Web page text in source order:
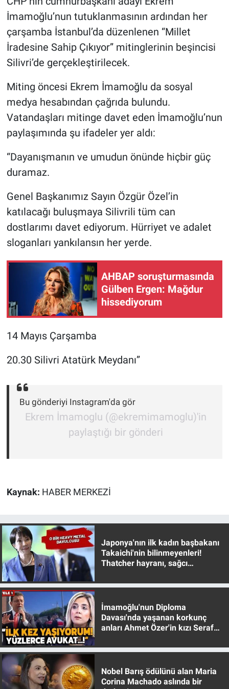
İmamoğlu’nun tutuklanmasının ardından her
çarşamba İstanbul’da düzenlenen “Millet
İradesine Sahip Çıkıyor” mitinglerinin beşincisi
Silivri’de gerçekleştirilecek.
Miting öncesi Ekrem İmamoğlu da sosyal
medya hesabından çağrıda bulundu.
Vatandaşları mitinge davet eden İmamoğlu’nun
paylaşımında şu ifadeler yer aldı:
“Dayanışmanın ve umudun önünde hiçbir güç
duramaz.
Genel Başkanımız Sayın Özgür Özel’in
katılacağı buluşmaya Silivrili tüm can
dostlarımı davet ediyorum. Hürriyet ve adalet
sloganları yankılansın her yerde.
AHBAP soruşturmasında
Gülben Ergen: Mağdur
hissediyorum
14 Mayıs Çarşamba
20.30 Silivri Atatürk Meydanı”
Bu gönderiyi Instagram'da gör
Ekrem İmamoglu (@ekremimamoglu)'in
paylaştığı bir gönderi
Kaynak: HABER MERKEZİ
Japonya'nın ilk kadın başbakanı
Takaichi'nin bilinmeyenleri!
Thatcher hayranı, sağcı
İmamoğlu'nun Diploma
Davası'nda yaşanan korkunç
anları Ahmet Özer'in kızı Seraf
Nobel Barış ödülünü alan Maria
Corina Machado aslında bir
Gündem Özel
Günün görüntüsü
İlan
Kimdir
Koronavirüs
Ne demişti
Nedir
Popüler
Programlar
Sağlık
Spor
Teknoloji
Türkiye'nin Geleceği
Türkiye'nin Gündemi
Canlı Yayın